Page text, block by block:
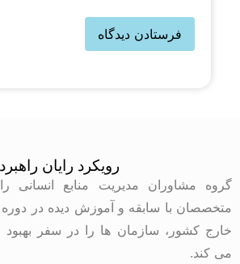
رویکرد رایان راهبرد
گروه مشاوران مدیریت منابع انسانی
متخصصان با سابقه و آموزش دیده در
خارج کشور، سازمان ها را در سفر بهبود
می کند.